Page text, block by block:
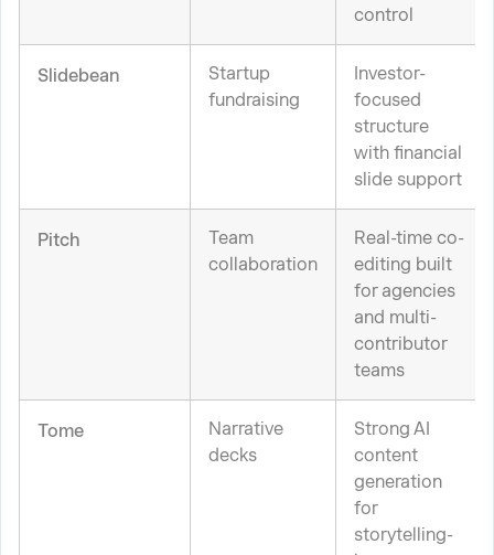
control
Slidebean
Startup
fundraising
Investor-
focused
structure
with financial
slide support
Pitch
Team
collaboration
Real-time co-
editing built
for agencies
and multi-
contributor
teams
Tome
Narrative
decks
Strong AI
content
generation
for
storytelling-